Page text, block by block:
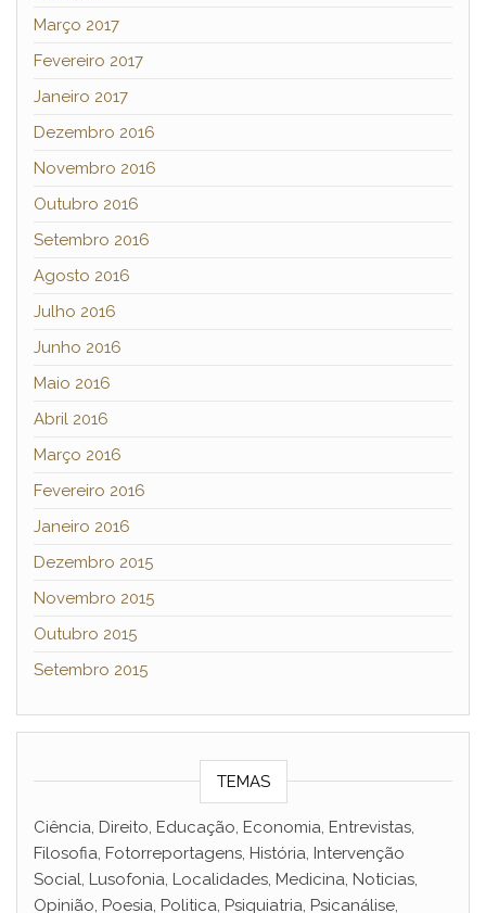
Março 2017
Fevereiro 2017
Janeiro 2017
Dezembro 2016
Novembro 2016
Outubro 2016
Setembro 2016
Agosto 2016
Julho 2016
Junho 2016
Maio 2016
Abril 2016
Março 2016
Fevereiro 2016
Janeiro 2016
Dezembro 2015
Novembro 2015
Outubro 2015
Setembro 2015
TEMAS
Ciência, Direito, Educação, Economia, Entrevistas,
Filosofia, Fotorreportagens, História, Intervenção
Social, Lusofonia, Localidades, Medicina, Noticias,
Opinião, Poesia, Politica, Psiquiatria, Psicanálise,